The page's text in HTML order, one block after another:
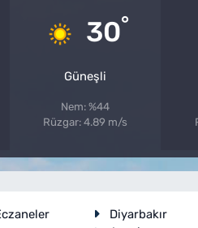
30°
Güneşli
Nem: %44
Rüzgar: 4.89 m/s
Diyarbakır